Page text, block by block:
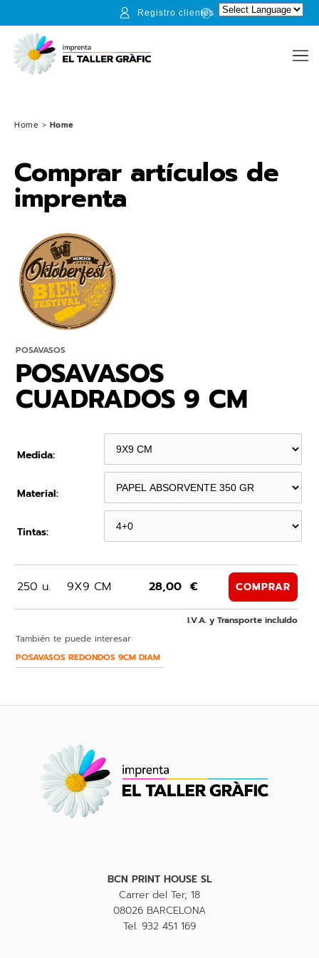
Registro clientes
Home > Home
Comprar artículos de
imprenta
POSAVASOS
POSAVASOS
CUADRADOS 9 CM
Medida:
Material:
Tintas:
250 u. 9X9 CM 28,00 € COMPRAR
I.V.A. y Transporte incluído
También te puede interesar:
POSAVASOS REDONDOS 9CM DIAM
BCN PRINT HOUSE SL
Carrer del Ter, 18
08026 BARCELONA
Tel. 932 451 169